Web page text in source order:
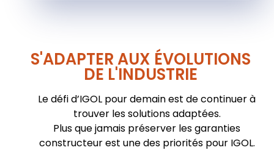
S'ADAPTER AUX ÉVOLUTIONS
DE L'INDUSTRIE
Le défi d’IGOL pour demain est de continuer à
trouver les solutions adaptées.
Plus que jamais préserver les garanties
constructeur est une des priorités pour IGOL.